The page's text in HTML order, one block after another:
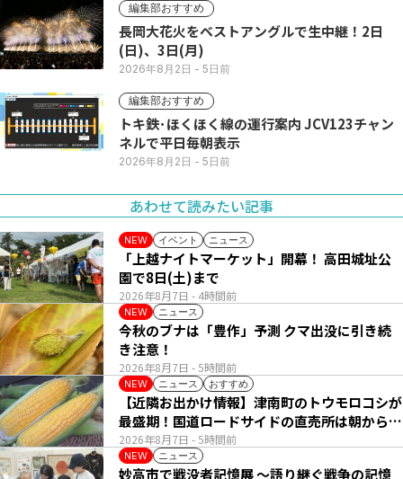
編集部おすすめ
長岡大花火をベストアングルで生中継！2日
(日)、3日(月)
2026年8月2日 - 5日前
編集部おすすめ
トキ鉄･ほくほく線の運行案内 JCV123チャン
ネルで平日毎朝表示
2026年8月2日 - 5日前
あわせて読みたい記事
NEW イベント ニュース
2026年8月7日 - 4時間前
「上越ナイトマーケット」開幕！ 高田城址公
園で8日(土)まで
NEW ニュース
2026年8月7日 - 5時間前
今秋のブナは「豊作」予測 クマ出没に引き続
き注意！
NEW ニュース おすすめ
2026年8月7日 - 5時間前
【近隣お出かけ情報】津南町のトウモロコシが
最盛期！国道ロードサイドの直売所は朝から長
い列
NEW ニュース
妙高市で戦没者記憶展 ～語り継ぐ戦争の記憶